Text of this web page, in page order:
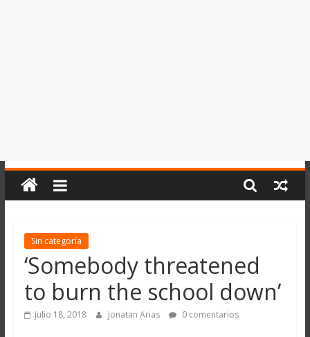
Sin categoría
‘Somebody threatened
to burn the school down’
julio 18, 2018 Jonatan Arias 0 comentarios